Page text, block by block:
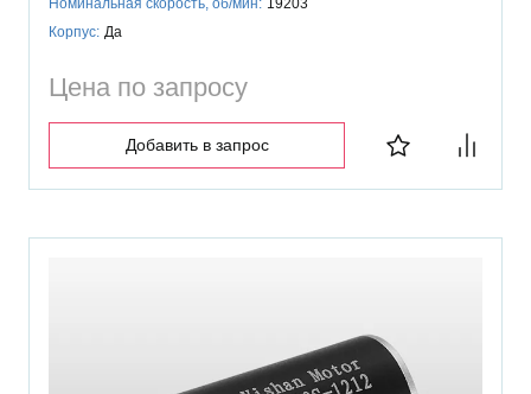
Номинальная скорость, об/мин: 19203
Корпус: Да
Цена по запросу
Добавить в запрос